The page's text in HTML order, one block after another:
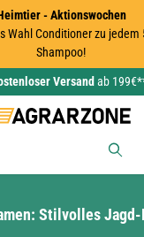
- Aktionswochen
Wahl Conditioner zu jedem
Shampoo!
Versand ab
Stilvolles